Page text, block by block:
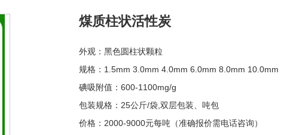
煤质柱状活性炭
外观：黑色圆柱状颗粒
规格：1.5mm 3.0mm 4.0mm 6.0mm 8.0mm 10.0mm
碘吸附值：600-1100mg/g
包装规格：25公斤/袋,双层包装、吨包
价格：2000-9000元每吨（准确报价需电话咨询）